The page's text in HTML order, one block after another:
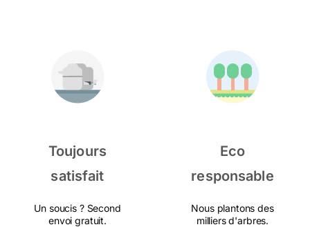
Toujours
satisfait
Un soucis ? Second
envoi gratuit.
Eco
responsable
Nous plantons des
milliers d'arbres.